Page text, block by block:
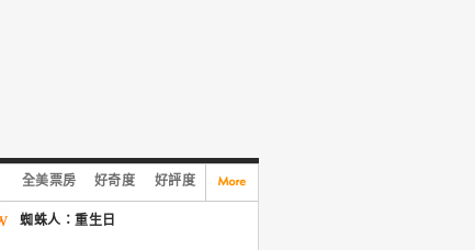
全美票房 好奇度 好評度
蜘蛛人：重生日